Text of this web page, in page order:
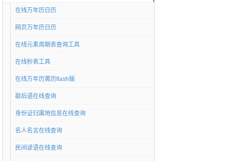
在线万年历日历
网页万年历日历
在线元素周期表查询工具
在线秒表工具
在线万年历黄历flash版
歇后语在线查询
身份证归属地信息在线查询
名人名言在线查询
民间谚语在线查询